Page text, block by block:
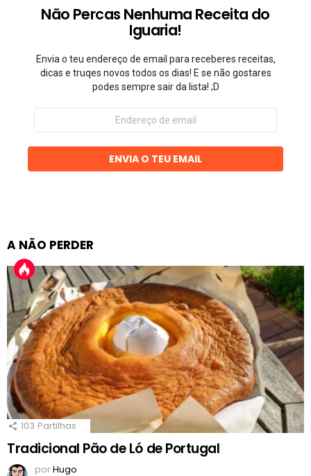
Não Percas Nenhuma Receita do
Iguaria!
Envia o teu endereço de email para receberes receitas,
dicas e truqes novos todos os dias! E se não gostares
podes sempre sair da lista! ;D
Endereço
email
ENVIA O TEU EMAIL
A NÃO PERDER
103 Partilhas
Tradicional Pão de Ló de Portugal
porHugo